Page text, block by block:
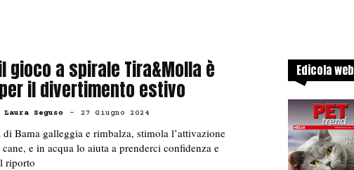
gioco a spirale Tira&Molla è
il divertimento estivo
Laura Seguso - 27 Giugno 2024
Bama galleggia e rimbalza, stimola l’attivazione
e in acqua lo aiuta a prenderci confidenza e
riporto
Edicola web